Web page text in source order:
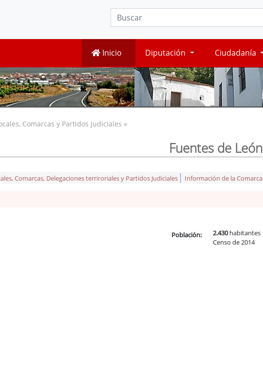
Inicio Diputación Ciudadanía
Comarcas y Partidos Judiciales »
Fuentes de León
Comarcas, Delegaciones terriroriales y Partidos Judiciales Información de la Comarca
Población: 2.430habitantes
Censo de 2014